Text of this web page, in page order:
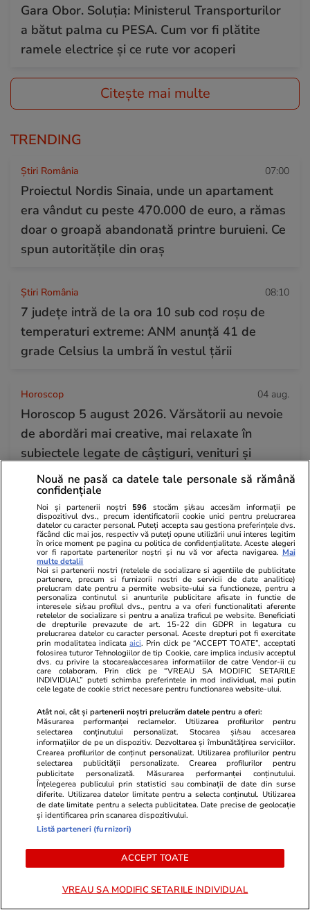
Gara Obor. Soluția: Ministerul Transporturilor
a bătut palma cu PESA. Cum vor fi plătite
ramele electrice și ce rute vor acoperi
Citește mai multe
TRENDING
Știri România 07:00
Proiectul Nordis Sinaia, unde un apartament
era vândut cu peste 470.000 de euro, a rămas
doar o groapă abandonată printre buruieni. Ce
spun autoritățile din oraș
Știri România 08:10
7 județe intră de la ora 10 sub cod roșu de
temperaturi extreme: ANM anunță 41 de
grade Celsius la umbră în vestul țării
Horoscop 04 aug.
Horoscop 5 august 2026. Vărsătorii au nevoie
de abordări mai creative, mai relaxate în
subiectele legate de câștiguri, venituri și
cheltuieli
Auto 04 aug.
Dacia Sandero a devenit „mașina ieftină
supremă”, consumă 4,2 litri la 100 km și are
un preț care va schimba regulile jocului în
2026
Lifestyle 06:00
Un mușchi special crescut pe
beton scade temperatura
orașelor cu 8 grade Celsius. Cum
funcționează proiectul
Lifestyle
Oamenii de
lumii la 4
2200. Care
Nouă ne pasă ca datele tale personale să rămână
confidențiale
Noi și partenerii noștri 596 stocăm și/sau accesăm informații pe
dispozitivul dvs., precum identificatorii cookie unici pentru prelucrarea
datelor cu caracter personal. Puteți accepta sau gestiona preferințele dvs.
făcând clic mai jos, respectiv vă puteți opune utilizării unui interes legitim
în orice moment pe pagina cu politica de confidențialitate. Aceste alegeri
vor fi raportate partenerilor noștri și nu vă vor afecta navigarea. Mai
multe detalii
Noi si partenerii nostri (retelele de socializare si agentiile de publicitate
partenere, precum si furnizorii nostri de servicii de date analitice)
prelucram date pentru a permite website-ului sa functioneze, pentru a
personaliza continutul si anunturile publicitare afisate in functie de
interesele si/sau profilul dvs., pentru a va oferi functionalitati aferente
retelelor de socializare si pentru a analiza traficul pe website. Beneficiati
de drepturile prevazute de art. 15-22 din GDPR in legatura cu
prelucrarea datelor cu caracter personal. Aceste drepturi pot fi exercitate
prin modalitatea indicataaici. Prin click pe “ACCEPT TOATE”, acceptati
folosirea tuturor Tehnologiilor de tip Cookie, care implica inclusiv acceptul
dvs. cu privire la stocarea/accesarea informatiilor de catre Vendor-ii cu
care colaboram. Prin click pe “VREAU SA MODIFIC SETARILE
INDIVIDUAL” puteti schimba preferintele in mod individual, mai putin
cele legate de cookie strict necesare pentru functionarea website-ului.
Atât noi, cât și partenerii noștri prelucrăm datele pentru a oferi:
Măsurarea performanței reclamelor. Utilizarea profilurilor pentru
selectarea conținutului personalizat. Stocarea și/sau accesarea
informațiilor de pe un dispozitiv. Dezvoltarea și îmbunătățirea serviciilor.
Crearea profilurilor de conținut personalizat. Utilizarea profilurilor pentru
selectarea publicității personalizate. Crearea profilurilor pentru
publicitate personalizată. Măsurarea performanței conținutului.
Înțelegerea publicului prin statistici sau combinații de date din surse
diferite. Utilizarea datelor limitate pentru a selecta conținutul. Utilizarea
de date limitate pentru a selecta publicitatea. Date precise de geolocație
și identificarea prin scanarea dispozitivului.
Listă parteneri (furnizori)
ACCEPT TOATE
VREAU SA MODIFIC SETARILE INDIVIDUAL